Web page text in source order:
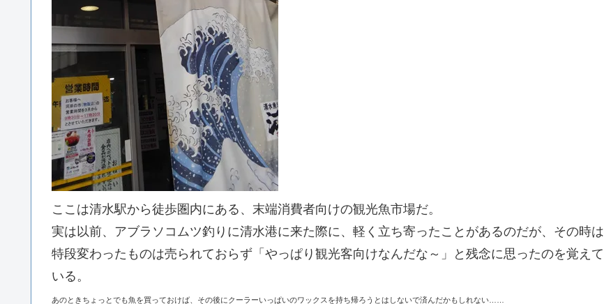
ここは清水駅から徒歩圏内にある、末端消費者向けの観光魚市場だ。
実は以前、アブラソコムツ釣りに清水港に来た際に、軽く立ち寄ったことがあるのだが、その時は
特段変わったものは売られておらず「やっぱり観光客向けなんだな～」と残念に思ったのを覚えて
いる。
あのときちょっとでも魚を買っておけば、その後にクーラーいっぱいのワックスを持ち帰ろうとはしないで済んだかもしれない……